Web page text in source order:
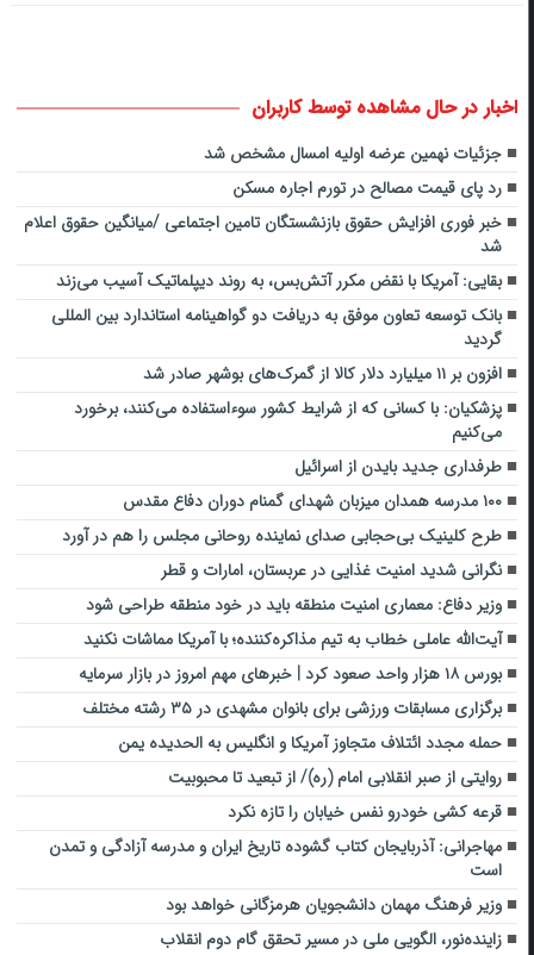
اخبار در حال مشاهده توسط کاربران
جزئیات نهمین عرضه اولیه امسال مشخص شد
رد پای قیمت مصالح در تورم اجاره مسکن
خبر فوری افزایش حقوق بازنشستگان تامین اجتماعی /میانگین حقوق اعلام
شد
بقایی: آمریکا با نقض مکرر آتش‌بس، به روند دیپلماتیک آسیب می‌زند
بانک توسعه تعاون موفق به دریافت دو گواهینامه استاندارد بین المللی
گردید
افزون بر ۱۱ میلیارد دلار کالا از گمرک‌های بوشهر صادر شد
پزشکیان: با کسانی که از شرایط کشور سوءاستفاده می‌کنند، برخورد
می‌کنیم
طرفداری جدید بایدن از اسرائیل
۱۰۰ مدرسه همدان میزبان شهدای گمنام دوران دفاع مقدس
طرح کلینیک بی‌حجابی صدای نماینده روحانی مجلس را هم در آورد
نگرانی شدید امنیت غذایی در عربستان، امارات و قطر
وزیر دفاع: معماری امنیت منطقه باید در خود منطقه طراحی شود
آیت‌الله عاملی خطاب به تیم مذاکره‌کننده؛ با آمریکا مماشات نکنید
بورس ۱۸ هزار واحد صعود کرد | خبرهای مهم امروز در بازار سرمایه
برگزاری مسابقات ورزشی برای بانوان مشهدی در ۳۵ رشته مختلف
حمله مجدد ائتلاف متجاوز آمریکا و انگلیس به الحدیده یمن
‌روایتی از صبر انقلابی امام ‌(ره)/ از تبعید‌ تا ‌محبوبیت
قرعه کشی خودرو نفس خیابان را تازه نکرد
مهاجرانی: آذربایجان کتاب گشوده تاریخ ایران و مدرسه آزادگی و تمدن
است
وزیر فرهنگ مهمان دانشجویان هرمزگانی خواهد بود
زاینده‌نور، الگویی ملی در مسیر تحقق گام دوم انقلاب